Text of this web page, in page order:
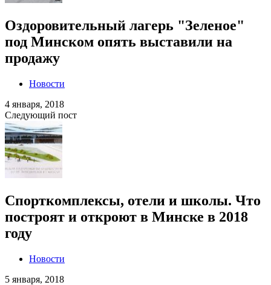
Оздоровительный лагерь "Зеленое"
под Минском опять выставили на
продажу
Новости
4 января, 2018
Следующий пост
Спорткомплексы, отели и школы. Что
построят и откроют в Минске в 2018
году
Новости
5 января, 2018